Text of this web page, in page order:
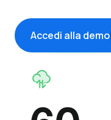
Accedi alla demo